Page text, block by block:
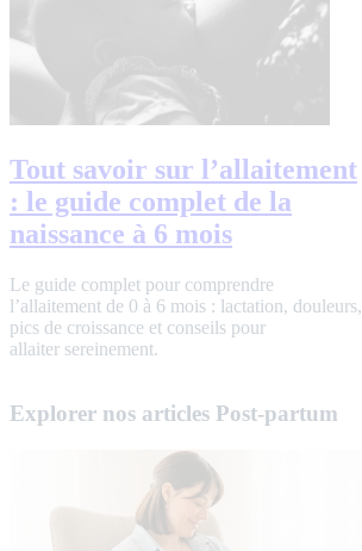
Tout savoir sur l’allaitement
: le guide complet de la
naissance à 6 mois
Le guide complet pour comprendre
l’allaitement de 0 à 6 mois : lactation, douleurs,
pics de croissance et conseils pour
allaiter sereinement.
Explorer nos articles Post-partum